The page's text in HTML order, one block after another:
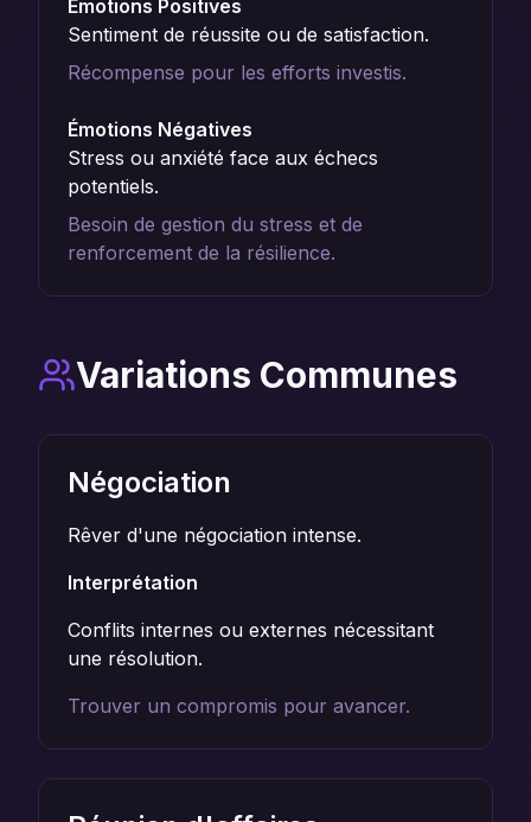
Émotions Positives
Sentiment de réussite ou de satisfaction.
Récompense pour les efforts investis.
Émotions Négatives
Stress ou anxiété face aux échecs
potentiels.
Besoin de gestion du stress et de
renforcement de la résilience.
Variations Communes
Négociation
Rêver d'une négociation intense.
Interprétation
Conflits internes ou externes nécessitant
une résolution.
Trouver un compromis pour avancer.